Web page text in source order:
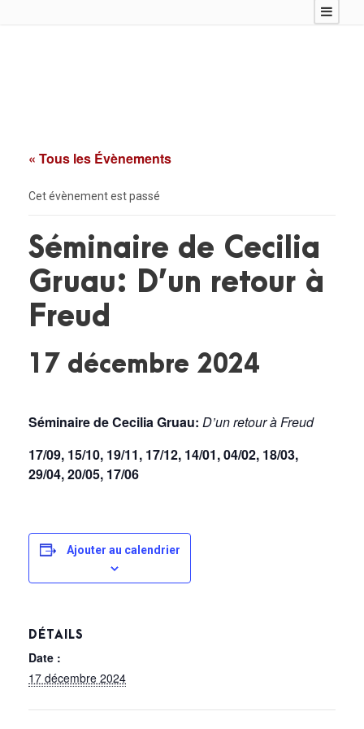
« Tous les Évènements
Cet évènement est passé
Séminaire de Cecilia
Gruau: D’un retour à
Freud
17 décembre 2024
Séminaire de Cecilia Gruau: D’un retour à Freud
17/09, 15/10, 19/11, 17/12, 14/01, 04/02, 18/03,
29/04, 20/05, 17/06
Ajouter au calendrier
DÉTAILS
Date :
17 décembre 2024